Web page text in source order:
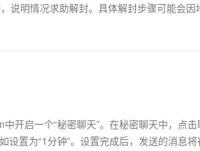
说明情况求助解封。具体解封步骤可能会因
开启一个“秘密聊天”。在秘密聊天中，点
置为“1分钟”。设置完成后，发送的消息将